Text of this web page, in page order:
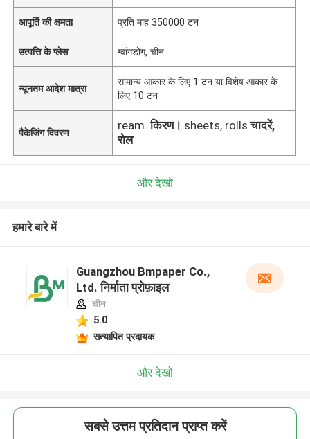
आपूर्ति की क्षमता प्रति माह 350000 टन
उत्पत्ति के प्लेस ग्वांगडोंग, चीन
न्यूनतम आदेश मात्रा
सामान्य आकार के लिए 1 टन या विशेष आकार के
लिए 10 टन
पैकेजिंग विवरण
ream. किरण। sheets, rolls चादरें,
रोल
और देखो
हमारे बारे में
Guangzhou Bmpaper Co.,
Ltd. निर्माता प्रोफ़ाइल
चीन
5.0
सत्यापित प्रदायक
और देखो
सबसे उत्तम प्रतिदान प्राप्त करें